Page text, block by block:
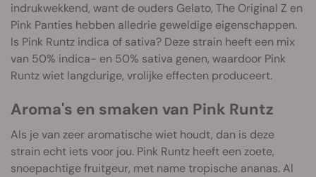
indrukwekkend, want de ouders Gelato, The Original Z en
Pink Panties hebben alledrie geweldige eigenschappen.
Is Pink Runtz indica of sativa? Deze strain heeft een mix
van 50% indica- en 50% sativa genen, waardoor Pink
Runtz wiet langdurige, vrolijke effecten produceert.
Aroma's en smaken van Pink Runtz
Als je van zeer aromatische wiet houdt, dan is deze
strain echt iets voor jou. Pink Runtz heeft een zoete,
snoepachtige fruitgeur, met name tropische ananas. Al